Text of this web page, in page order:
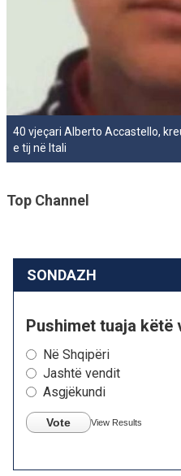
40 vjeçari Alberto Accastello,
e tij në Itali
Top Channel
SONDAZH
Pushimet tuaja këtë
Në Shqipëri
Jashtë vendit
Asgjëkundi
Vote View Results